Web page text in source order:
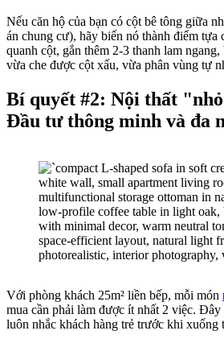
Nếu căn hộ của bạn có cột bê tông giữa
án chung cư), hãy biến nó thành điểm tựa
quanh cột, gắn thêm 2-3 thanh lam
vừa che được cột xấu, vừa phân vùng tự
Bí quyết #2: Nội thất
Đầu tư thông minh và đa
Với phòng khách 25m² liền bếp, mỗi món
mua cần phải làm được ít nhất 2 việc.
luôn nhắc khách hàng trẻ trước khi xuống